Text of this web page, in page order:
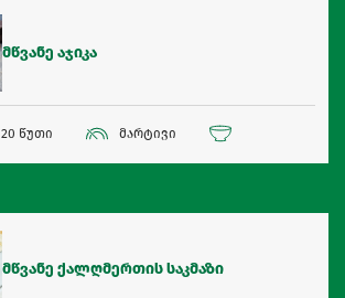
მწვანე აჯიკა
20 წუთი მარტივი
მწვანე ქალღმერთის საკმაზი